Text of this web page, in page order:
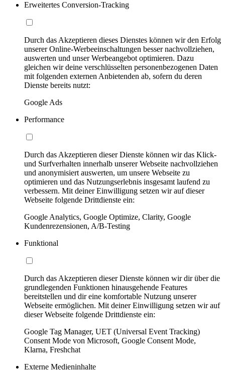
Erweitertes Conversion-Tracking
Durch das Akzeptieren dieses Dienstes können wir den Erfolg
unserer Online-Werbeeinschaltungen besser nachvollziehen,
auswerten und unser Werbeangebot optimieren. Dazu
gleichen wir deine verschlüsselten personenbezogenen Daten
mit folgenden externen Anbietenden ab, sofern du deren
Dienste bereits nutzt:
Google Ads
Performance
Durch das Akzeptieren dieser Dienste können wir das Klick-
und Surfverhalten innerhalb unserer Webseite nachvollziehen
und anonymisiert auswerten, um unsere Webseite zu
optimieren und das Nutzungserlebnis insgesamt laufend zu
verbessern. Mit deiner Einwilligung setzen wir auf dieser
Webseite folgende Drittdienste ein:
Google Analytics, Google Optimize, Clarity, Google
Kundenrezensionen, A/B-Testing
Funktional
Durch das Akzeptieren dieser Dienste können wir dir über die
grundlegenden Funktionen hinausgehende Features
bereitstellen und dir eine komfortable Nutzung unserer
Webseite ermöglichen. Mit deiner Einwilligung setzen wir auf
dieser Webseite folgende Drittdienste ein:
Google Tag Manager, UET (Universal Event Tracking)
Consent Mode von Microsoft, Google Consent Mode,
Klarna, Freshchat
Externe Medieninhalte